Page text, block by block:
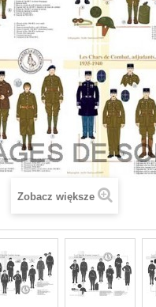
Zobacz większe